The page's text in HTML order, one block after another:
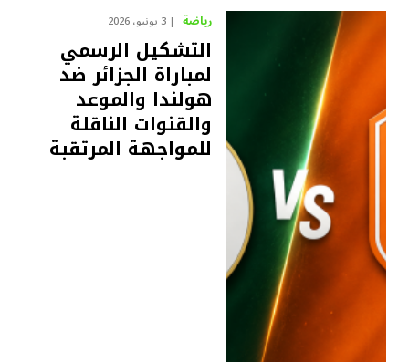
رياضة 3 يونيو، 2026
التشكيل الرسمي
لمباراة الجزائر ضد
هولندا والموعد
والقنوات الناقلة
للمواجهة المرتقبة